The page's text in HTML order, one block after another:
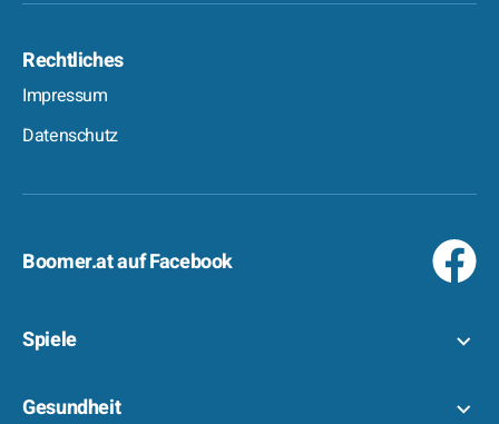
Rechtliches
Impressum
Datenschutz
Boomer.at auf Facebook
Spiele
Gesundheit